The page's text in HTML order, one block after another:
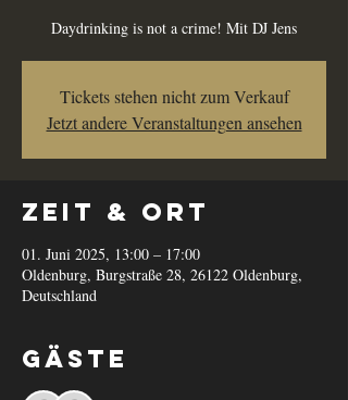
Daydrinking is not a crime! Mit DJ Jens
Tickets stehen nicht zum Verkauf
Jetzt andere Veranstaltungen ansehen
Zeit & Ort
01. Juni 2025, 13:00 – 17:00
Oldenburg, Burgstraße 28, 26122 Oldenburg,
Deutschland
Gäste